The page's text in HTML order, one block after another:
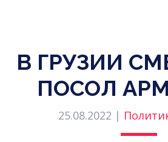
В ГРУЗИИ
ПОСОЛ
25.08.2022 |